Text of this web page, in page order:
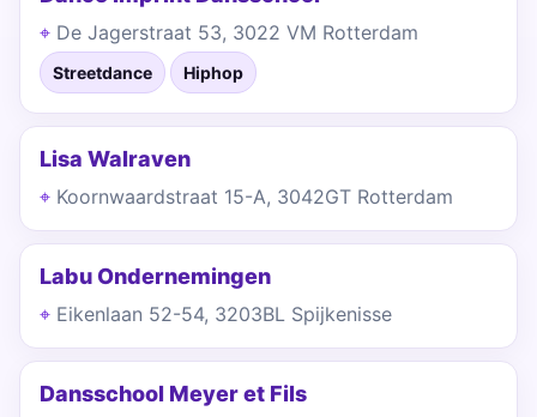
De Jagerstraat 53, 3022 VM Rotterdam
Streetdance Hiphop
Lisa Walraven
Koornwaardstraat 15-A, 3042GT Rotterdam
Labu Ondernemingen
Eikenlaan 52-54, 3203BL Spijkenisse
Dansschool Meyer et Fils